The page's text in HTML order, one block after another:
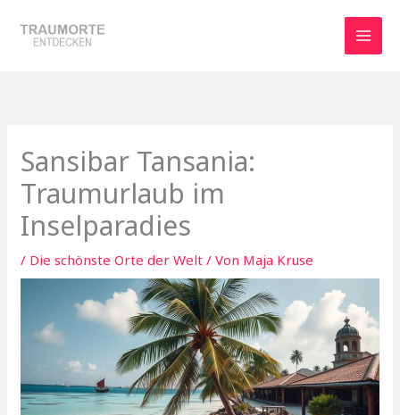
Inhalt
Sansibar Tansania:
Traumurlaub im
Inselparadies
/ Die schönste Orte der Welt / Von Maja Kruse